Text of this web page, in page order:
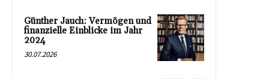
Günther Jauch: Vermögen und
finanzielle Einblicke im Jahr
2024
30.07.2026